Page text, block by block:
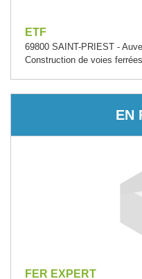
ETF
69800 SAINT-PRIEST -
Construction de voies
EN
FER EXPERT